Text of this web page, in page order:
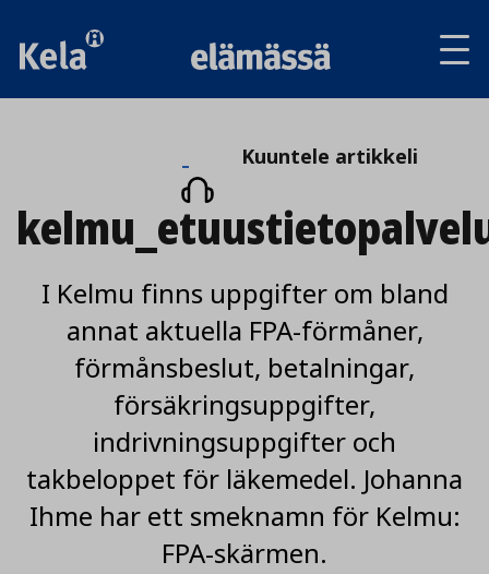
Kuuntele
artikkeli
Kuuntele artikkeli
I Kelmu finns uppgifter om bland
annat aktuella FPA-förmåner,
förmånsbeslut, betalningar,
försäkringsuppgifter,
indrivningsuppgifter och
takbeloppet för läkemedel. Johanna
Ihme har ett smeknamn för Kelmu:
FPA-skärmen.